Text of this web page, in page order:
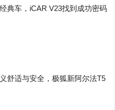
典车，iCAR V23找到成功密码
舒适与安全，极狐新阿尔法T5